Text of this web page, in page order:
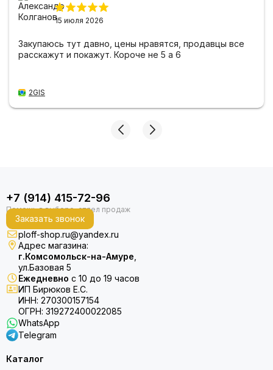
15 июля 2026
Закупаюсь тут давно, цены нравятся, продавцы все
расскажут и покажут. Короче не 5 а 6
2GIS
+7 (914) 415-72-96
Заказать звонок
ploff-shop.ru@yandex.ru
Адрес магазина:
г.Комсомольск-на-Амуре
ул.Базовая 5
Ежедневно с 10 до 19 часов
ИП Бирюков Е.С.
ИНН: 270300157154
ОГРН: 319272400022085
WhatsApp
Telegram
Каталог